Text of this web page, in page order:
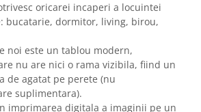
oricarei incaperi a locuintei
bucatarie, dormitor, living, birou,
noi este un tablou modern,
nu are nici o rama vizibila, fiind un
de agatat pe perete (nu
suplimentara).
imprimarea digitala a imaginii pe un